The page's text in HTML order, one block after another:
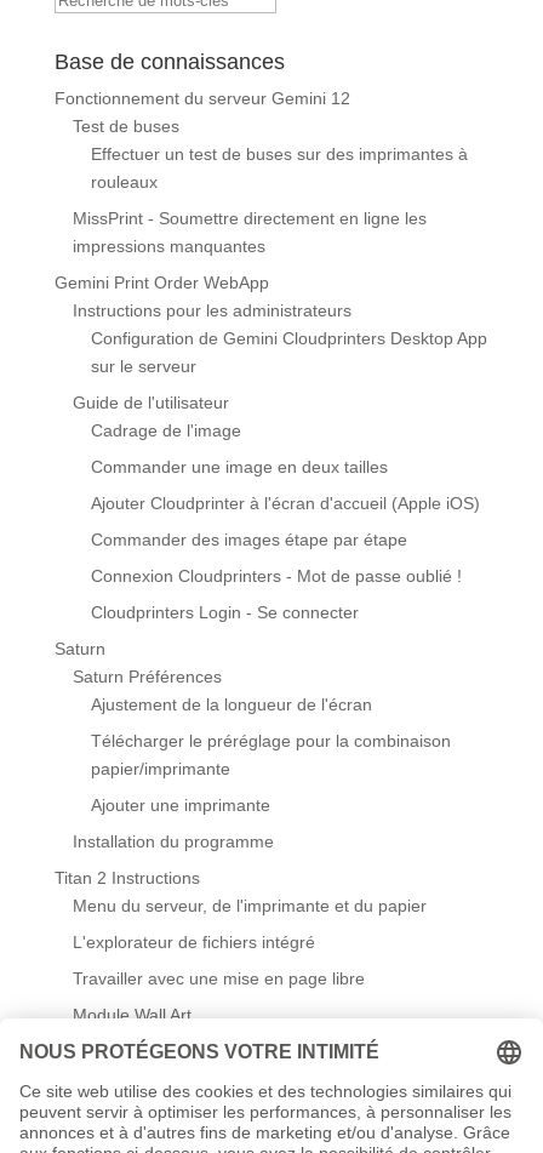
Base de connaissances
Fonctionnement du serveur Gemini 12
Test de buses
Effectuer un test de buses sur des imprimantes à
rouleaux
MissPrint - Soumettre directement en ligne les
impressions manquantes
Gemini Print Order WebApp
Instructions pour les administrateurs
Configuration de Gemini Cloudprinters Desktop App
sur le serveur
Guide de l'utilisateur
Cadrage de l'image
Commander une image en deux tailles
Ajouter Cloudprinter à l'écran d'accueil (Apple iOS)
Commander des images étape par étape
Connexion Cloudprinters - Mot de passe oublié !
Cloudprinters Login - Se connecter
Saturn
Saturn Préférences
Ajustement de la longueur de l'écran
Télécharger le préréglage pour la combinaison
papier/imprimante
Ajouter une imprimante
Installation du programme
Titan 2 Instructions
Menu du serveur, de l'imprimante et du papier
L'explorateur de fichiers intégré
Travailler avec une mise en page libre
Module Wall Art
Préférences
Créer / modifier des gabarits
Travailler avec des pochoirs